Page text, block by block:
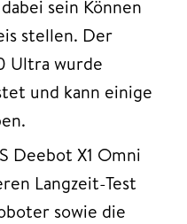
sein Können
stellen. Der
Ultra wurde
und kann einige
Deebot X1 Omni
Langzeit-Test
sowie die